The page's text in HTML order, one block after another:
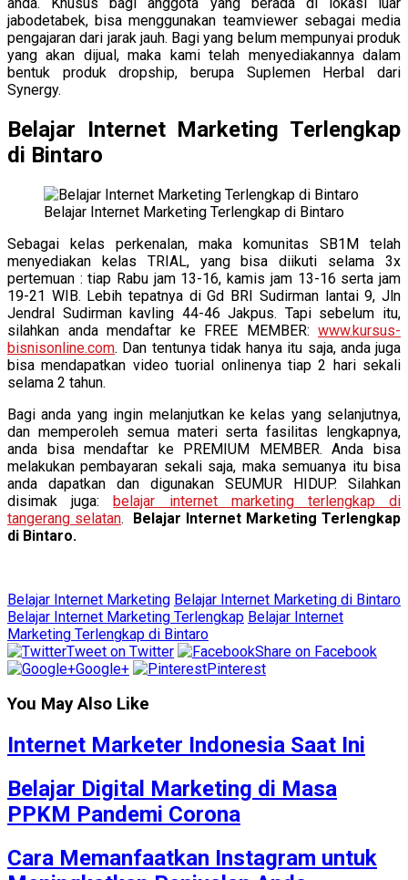
jabodetabek, bisa menggunakan teamviewer sebagai media
pengajaran dari jarak jauh. Bagi yang belum mempunyai produk
yang akan dijual, maka kami telah menyediakannya dalam
bentuk produk dropship, berupa Suplemen Herbal dari
Synergy.
Belajar Internet Marketing Terlengkap
di Bintaro
Belajar Internet Marketing Terlengkap di Bintaro
Sebagai kelas perkenalan, maka komunitas SB1M telah
menyediakan kelas TRIAL, yang bisa diikuti selama 3x
pertemuan : tiap Rabu jam 13-16, kamis jam 13-16 serta jam
19-21 WIB. Lebih tepatnya di Gd BRI Sudirman lantai 9, Jln
Jendral Sudirman kavling 44-46 Jakpus. Tapi sebelum itu,
silahkan anda mendaftar ke FREE MEMBER: www.kursus-
bisnisonline.com. Dan tentunya tidak hanya itu saja, anda juga
bisa mendapatkan video tuorial onlinenya tiap 2 hari sekali
selama 2 tahun.
Bagi anda yang ingin melanjutkan ke kelas yang selanjutnya,
dan memperoleh semua materi serta fasilitas lengkapnya,
anda bisa mendaftar ke PREMIUM MEMBER. Anda bisa
melakukan pembayaran sekali saja, maka semuanya itu bisa
anda dapatkan dan digunakan SEUMUR HIDUP. Silahkan
disimak juga:belajar internet marketing terlengkap di
tangerang selatan. Belajar Internet Marketing Terlengkap
di Bintaro.
Belajar Internet Marketing Belajar Internet Marketing di Bintaro
Belajar Internet Marketing Terlengkap Belajar Internet
Marketing Terlengkap di Bintaro
Tweet on Twitter
Share on Facebook
Google+
Pinterest
You May Also Like
Internet Marketer Indonesia Saat Ini
Belajar Digital Marketing di Masa
PPKM Pandemi Corona
Cara Memanfaatkan Instagram untuk